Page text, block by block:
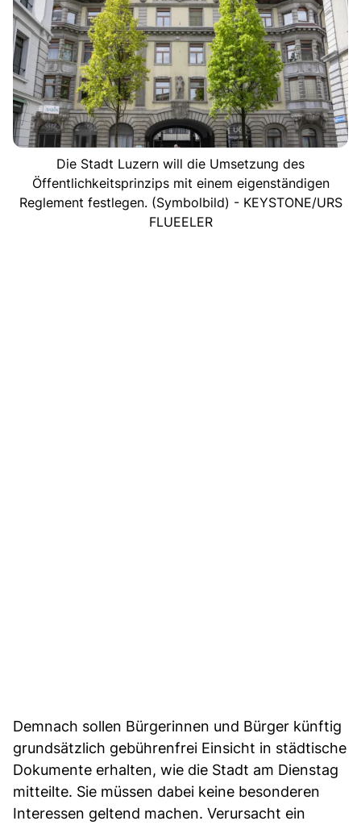
Die Stadt Luzern will die Umsetzung des
Öffentlichkeitsprinzips mit einem eigenständigen
Reglement festlegen. (Symbolbild) - KEYSTONE/URS
FLUEELER
Demnach sollen Bürgerinnen und Bürger künftig
grundsätzlich gebührenfrei Einsicht in städtische
Dokumente erhalten, wie die Stadt am Dienstag
mitteilte. Sie müssen dabei keine besonderen
Interessen geltend machen. Verursacht ein